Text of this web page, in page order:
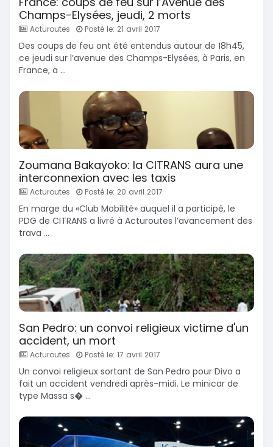
Champs-Elysées, jeudi, 2 morts
Acturoutes Posté le: 21 avril 2017
Des coups de feu ont été entendus autour de 18h45,
ce jeudi sur l’avenue des Champs-Elysées, à Paris, en
France, a ...
Zoumana Bakayoko: la CITRANS aura une
interconnexion avec les taxis
Acturoutes Posté le: 20 avril 2017
En marge du «Club Mobilité» auquel il a participé, le
PDG de CITRANS a livré à Acturoutes l’avancement des
trava ...
San Pedro: un convoi religieux victime d'un
accident, un mort
Acturoutes Posté le: 17 avril 2017
Un convoi religieux sortant de San Pedro pour Divo a
fait un accident vendredi après-midi. Le minicar de
type Massa s� ...